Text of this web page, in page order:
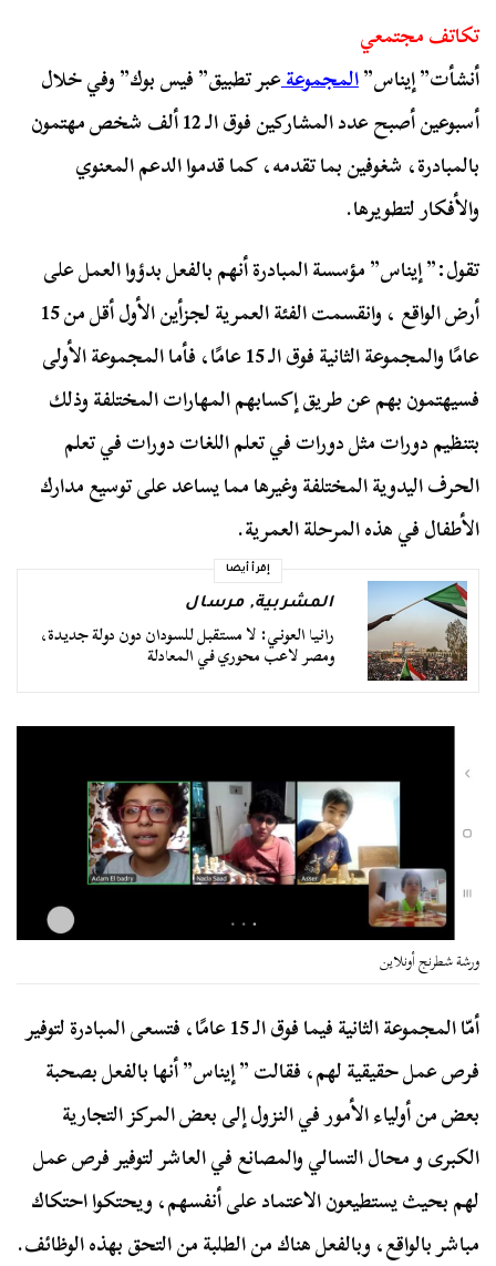
تكاتف مجتمعي
أنشأت” إيناس”المجموعةعبر تطبيق” فيس بوك” وفي خلال
أسبوعين أصبح عدد المشاركين فوق الـ 12 ألف شخص مهتمون
بالمبادرة، شغوفين بما تقدمه، كما قدموا الدعم المعنوي
والأفكار لتطويرها.
تقول:” إيناس” مؤسسة المبادرة أنهم بالفعل بدؤوا العمل على
أرض الواقع ، وانقسمت الفئة العمرية لجزأين الأول أقل من 15
عامًا والمجموعة الثانية فوق الـ 15 عامًا، فأما المجموعة الأولى
فسيهتمون بهم عن طريق إكسابهم المهارات المختلفة وذلك
بتنظيم دورات مثل دورات في تعلم اللغات دورات في تعلم
الحرف اليدوية المختلفة وغيرها مما يساعد على توسيع مدارك
الأطفال في هذه المرحلة العمرية.
إقرأ أيضا
المشربية,مرسال
رانيا العوني: لا مستقبل للسودان دون دولة جديدة،
ومصر لاعب محوري في المعادلة
ورشة شطرنج أونلاين
أمّا المجموعة الثانية فيما فوق الـ 15 عامًا، فتسعى المبادرة لتوفير
فرص عمل حقيقية لهم، فقالت ” إيناس” أنها بالفعل بصحبة
بعض من أولياء الأمور في النزول إلى بعض المركز التجارية
الكبرى و محال التسالي والمصانع في العاشر لتوفير فرص عمل
لهم بحيث يستطيعون الاعتماد على أنفسهم، ويحتكوا احتكاك
مباشر بالواقع، وبالفعل هناك من الطلبة من التحق بهذه الوظائف.